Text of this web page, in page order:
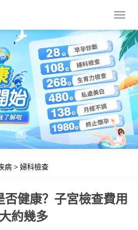
導
菜
單
病 > 婦科檢查
否健康？子宮檢查費用
大約幾多